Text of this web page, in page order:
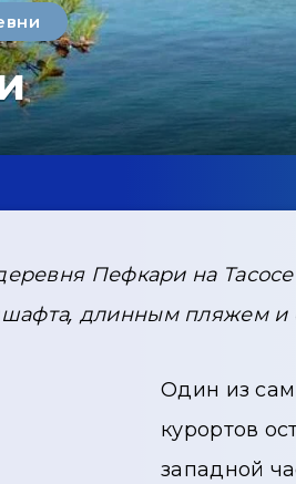
Пефкари на
длинным пляжем
Один из
курортов
западной